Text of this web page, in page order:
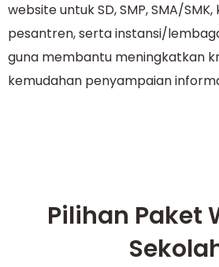
website untuk SD, SMP, SMA/
pesantren, serta instansi/
guna membantu meningkatkan
kemudahan penyampaian
Pilihan Paket